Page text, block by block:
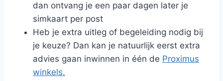
dan ontvang je een paar dagen later je
simkaart per post
Heb je extra uitleg of begeleiding nodig bij
je keuze? Dan kan je natuurlijk eerst extra
advies gaan inwinnen in één de Proximus
winkels.